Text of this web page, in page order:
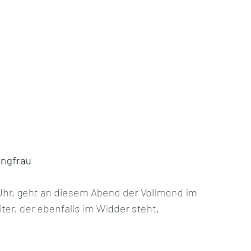
geht an diesem Abend der Vollmond im
der ebenfalls im Widder steht.